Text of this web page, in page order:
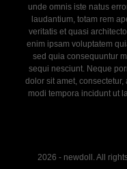
unde omnis iste natus
laudantium, totam rem
veritatis et quasi
enim ipsam voluptatem
sed quia consequuntur
sequi nesciunt. Neque
dolor sit amet,
modi tempora incidunt ut
2026 - newdoll. All